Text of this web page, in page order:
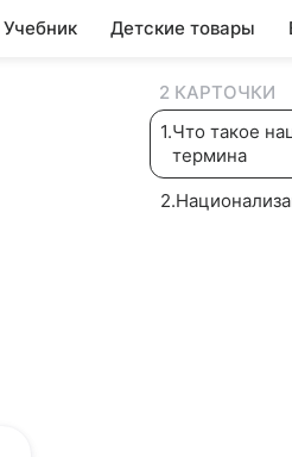
Учебник Детские товары
2 КАРТОЧКИ
1.Что такое
термина
2.